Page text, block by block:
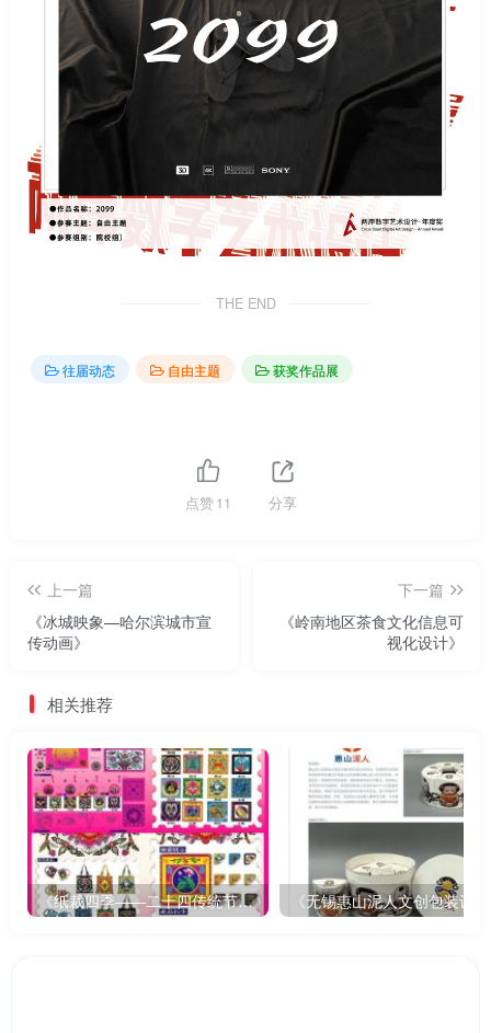
THE END
往届动态 自由主题 获奖作品展
点赞11 分享
上一篇
《冰城映象—哈尔滨城市宣
传动画》
下一篇
《岭南地区茶食文化信息可
视化设计》
相关推荐
《纸裁四季——二十四传统节气文创设计》 《无锡惠山泥人文创包装设